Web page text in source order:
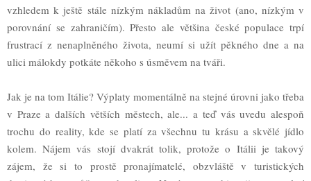
vzhledem k ještě stále nízkým nákladům na život (ano, nízkým v
porovnání se zahraničím). Přesto ale většina české populace trpí
frustrací z nenaplněného života, neumí si užít pěkného dne a na
ulici málokdy potkáte někoho s úsměvem na tváři.
Jak je na tom Itálie? Výplaty momentálně na stejné úrovni jako třeba
v Praze a dalších větších městech, ale... a teď vás uvedu alespoň
trochu do reality, kde se platí za všechnu tu krásu a skvělé jídlo
kolem. Nájem vás stojí dvakrát tolik, protože o Itálii je takový
zájem, že si to prostě pronajímatelé, obzvláště v turistických